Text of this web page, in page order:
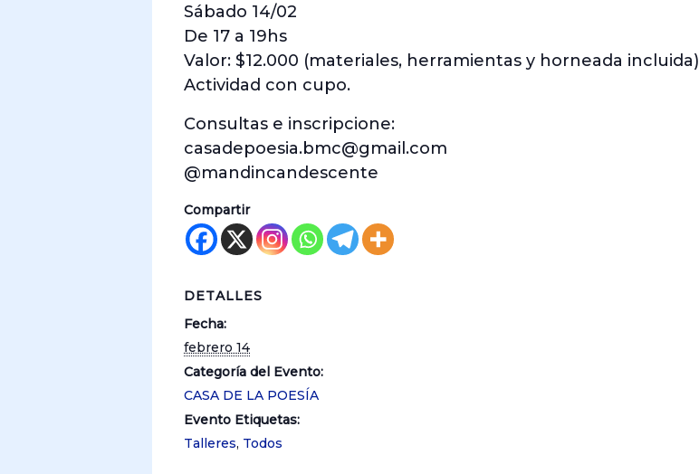
Sábado 14/02
De 17 a 19hs
Valor: $12.000 (materiales, herramientas y horneada incluida)
Actividad con cupo.
Consultas e inscripcione:
casadepoesia.bmc@gmail.com
@mandincandescente
Compartir
DETALLES
Fecha:
febrero 14
Categoría del Evento:
CASA DE LA POESÍA
Evento Etiquetas:
Talleres, Todos